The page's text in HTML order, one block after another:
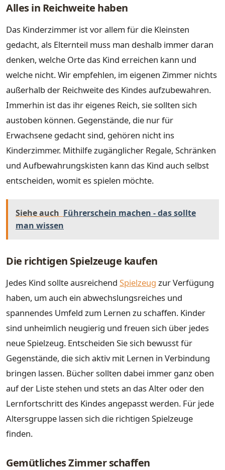
Alles in Reichweite haben
Das Kinderzimmer ist vor allem für die Kleinsten
gedacht, als Elternteil muss man deshalb immer daran
denken, welche Orte das Kind erreichen kann und
welche nicht. Wir empfehlen, im eigenen Zimmer nichts
außerhalb der Reichweite des Kindes aufzubewahren.
Immerhin ist das ihr eigenes Reich, sie sollten sich
austoben können. Gegenstände, die nur für
Erwachsene gedacht sind, gehören nicht ins
Kinderzimmer. Mithilfe zugänglicher Regale, Schränken
und Aufbewahrungskisten kann das Kind auch selbst
entscheiden, womit es spielen möchte.
Siehe auch Führerschein machen - das sollte
man wissen
Die richtigen Spielzeuge kaufen
Jedes Kind sollte ausreichend Spielzeug zur Verfügung
haben, um auch ein abwechslungsreiches und
spannendes Umfeld zum Lernen zu schaffen. Kinder
sind unheimlich neugierig und freuen sich über jedes
neue Spielzeug. Entscheiden Sie sich bewusst für
Gegenstände, die sich aktiv mit Lernen in Verbindung
bringen lassen. Bücher sollten dabei immer ganz oben
auf der Liste stehen und stets an das Alter oder den
Lernfortschritt des Kindes angepasst werden. Für jede
Altersgruppe lassen sich die richtigen Spielzeuge
finden.
Gemütliches Zimmer schaffen